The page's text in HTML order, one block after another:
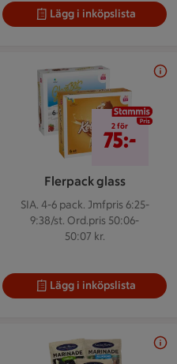
Lägg i inköpslista
Flerpack glass
SIA. 4-6 pack. Jmfpris 6:25-
9:38/st. Ord.pris 50:06-
50:07 kr.
2 för 75 kr
2 för
75:-
Lägg i inköpslista